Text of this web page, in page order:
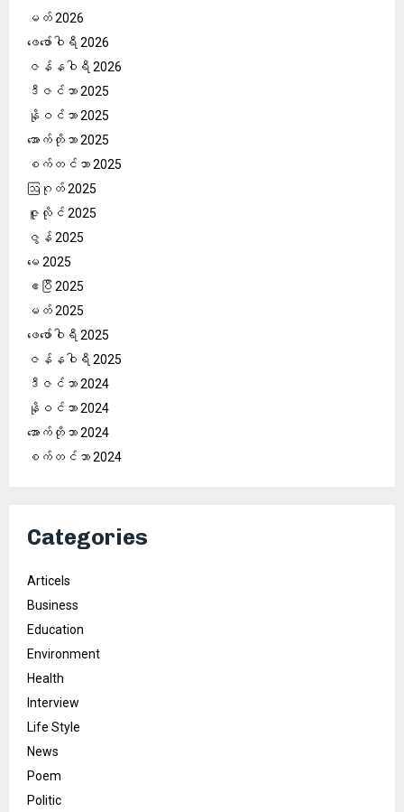
မတ် 2026
ဖေ‌ဖော်ဝါရီ 2026
ဇန်နဝါရီ 2026
ဒီဇင်ဘာ 2025
နိုဝင်ဘာ 2025
အောက်တိုဘာ 2025
စက်တင်ဘာ 2025
ဩဂုတ် 2025
ဇူလိုင် 2025
ဇွန် 2025
မေ 2025
ဧပြီ 2025
မတ် 2025
ဖေ‌ဖော်ဝါရီ 2025
ဇန်နဝါရီ 2025
ဒီဇင်ဘာ 2024
နိုဝင်ဘာ 2024
အောက်တိုဘာ 2024
စက်တင်ဘာ 2024
Categories
Articels
Business
Education
Environment
Health
Interview
Life Style
News
Poem
Politic